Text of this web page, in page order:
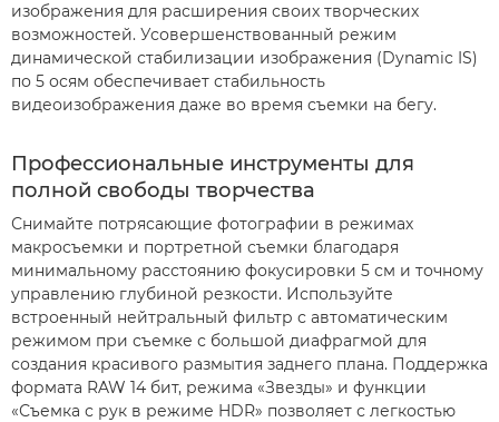
изображения для расширения своих творческих
возможностей. Усовершенствованный режим
динамической стабилизации изображения (Dynamic IS)
по 5 осям обеспечивает стабильность
видеоизображения даже во время съемки на бегу.
Профессиональные инструменты для
полной свободы творчества
Снимайте потрясающие фотографии в режимах
макросъемки и портретной съемки благодаря
минимальному расстоянию фокусировки 5 см и точному
управлению глубиной резкости. Используйте
встроенный нейтральный фильтр с автоматическим
режимом при съемке с большой диафрагмой для
создания красивого размытия заднего плана. Поддержка
формата RAW 14 бит, режима «Звезды» и функции
«Съемка с рук в режиме HDR» позволяет с легкостью